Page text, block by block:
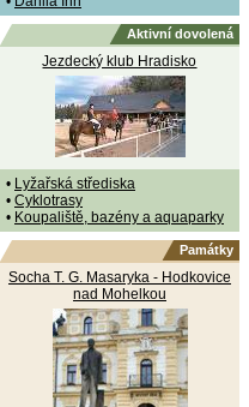
Aktivní dovolená
Jezdecký klub Hradisko
• Lyžařská střediska
• Cyklotrasy
• Koupaliště, bazény a aquaparky
Památky
Socha T. G. Masaryka - Hodkovice
nad Mohelkou